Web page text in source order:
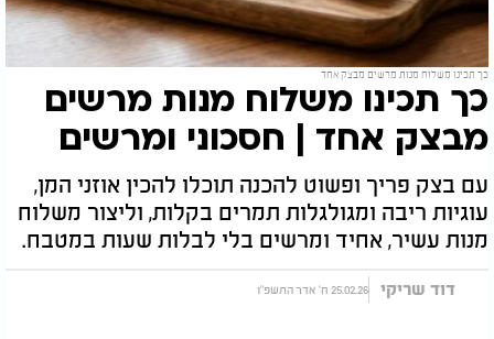
כך תכינו משלוח מנות מרשים מבצק אחד
כך תכינו משלוח מנות מרשים
מבצק אחד | חסכוני ומרשים
עם בצק פריך ופשוט להכנה תוכלו להכין אוזני המן,
עוגיות ריבה ומגולגלות תמרים בקלות, וליצור משלוח
מנות עשיר, אחיד ומרשים בלי לבלות שעות במטבח.
דוד שריקי 25.02.26 ח' אדר התשפ"ו